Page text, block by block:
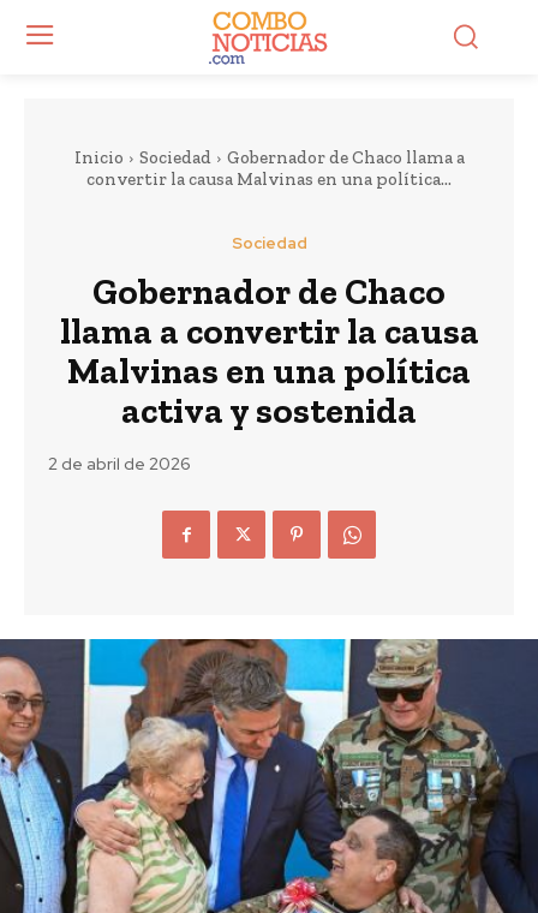
Inicio Sociedad
Gobernador de Chaco llama a
convertir la causa Malvinas en una política...
Sociedad
Gobernador de Chaco
llama a convertir la causa
Malvinas en una política
activa y sostenida
2 de abril de 2026